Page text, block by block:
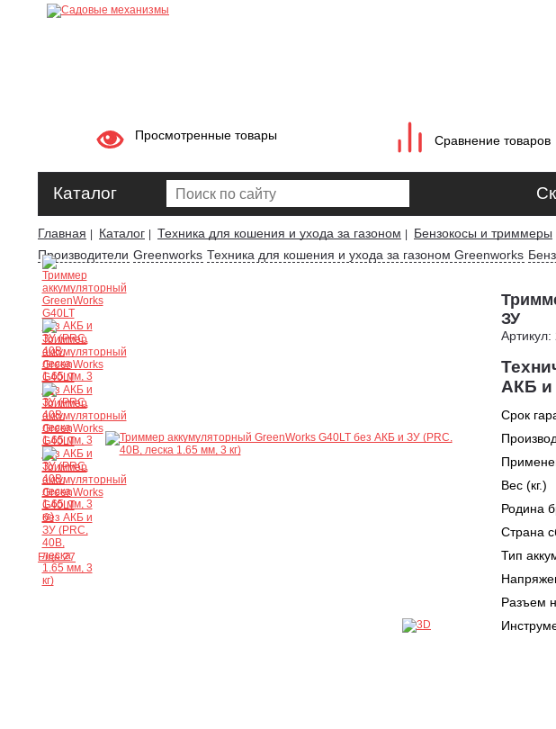
Просмотренные товары Сравнение товаров
Каталог
Главная Каталог Техника для кошения и ухода за газоном Бензокосы и триммеры
Производители Greenworks Техника для кошения и ухода за газоном Greenworks
Ещё 27
ЗУ
АКБ и
Срок
Вес (кг.)
Родина
Страна
Тип
Разъем